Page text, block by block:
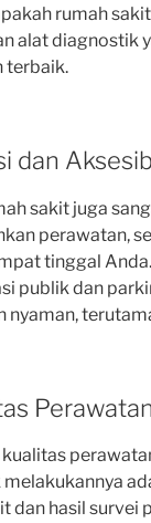
rumah
alat diagnostik
terbaik.
dan
sakit juga
perawatan,
tinggal
publik dan
nyaman,
Perawatan
melakukannya
dan hasil survei